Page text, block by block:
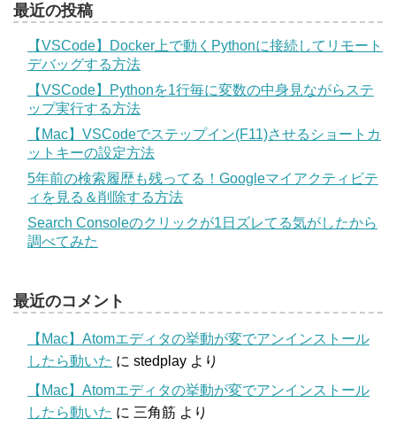
最近の投稿
【VSCode】Docker上で動くPythonに接続してリモート
デバッグする方法
【VSCode】Pythonを1行毎に変数の中身見ながらステ
ップ実行する方法
【Mac】VSCodeでステップイン(F11)させるショートカ
ットキーの設定方法
5年前の検索履歴も残ってる！Googleマイアクティビテ
ィを見る＆削除する方法
Search Consoleのクリックが1日ズレてる気がしたから
調べてみた
最近のコメント
【Mac】Atomエディタの挙動が変でアンインストール
したら動いた に stedplay より
【Mac】Atomエディタの挙動が変でアンインストール
したら動いた に 三角筋 より